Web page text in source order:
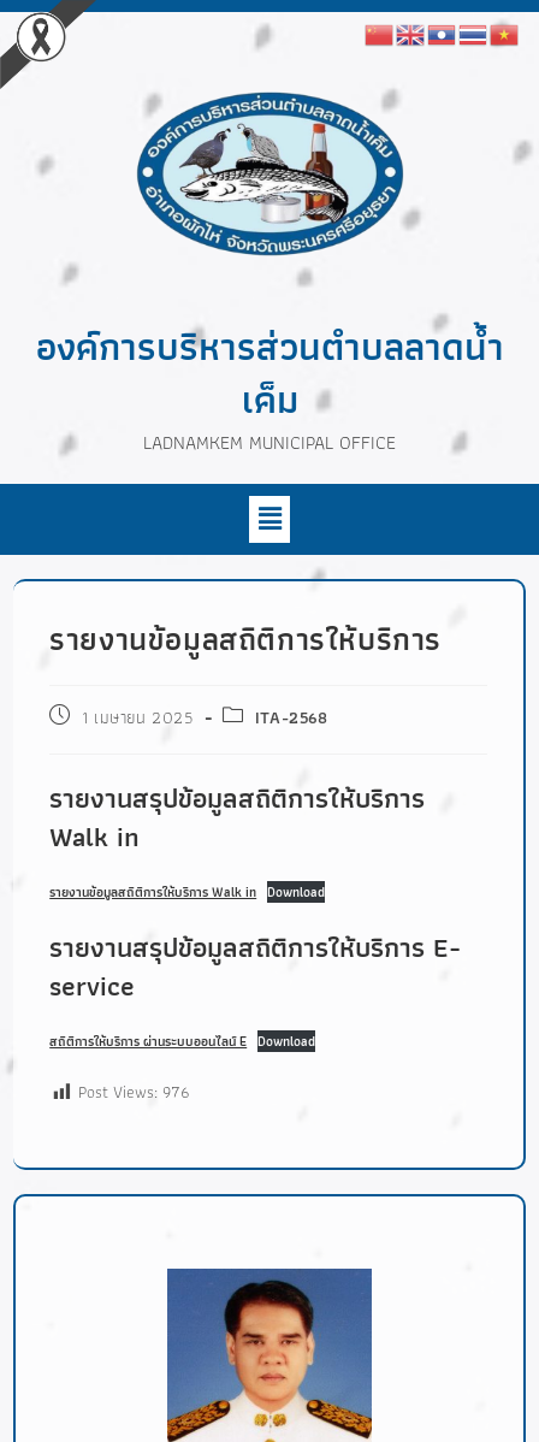
องค์การบริหารส่วนตำบลลาดน้ำ
เค็ม
LADNAMKEM MUNICIPAL OFFICE
รายงานข้อมูลสถิติการให้บริการ
1 เมษายน 2025 ITA-2568
รายงานสรุปข้อมูลสถิติการให้บริการ
Walk in
รายงานข้อมูลสถิติการให้บริการ Walk in Download
รายงานสรุปข้อมูลสถิติการให้บริการ E-
service
สถิติการให้บริการ ผ่านระบบออนไลน์ E Download
Post Views: 976